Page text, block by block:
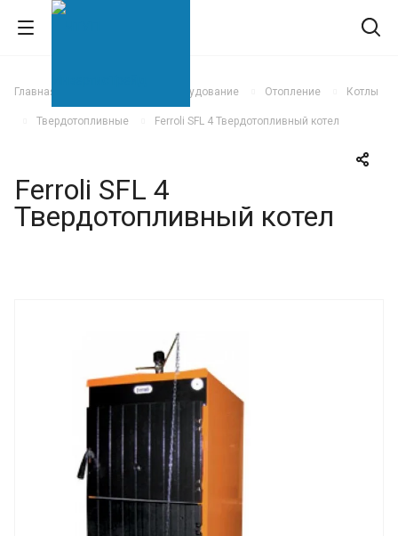
Главная Климатическое оборудование Отопление Котлы
Твердотопливные Ferroli SFL 4 Твердотопливный котел
Ferroli SFL 4
Твердотопливный котел